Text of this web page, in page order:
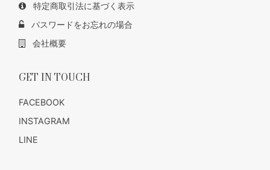
特定商取引法に基づく表示
パスワードをお忘れの場合
会社概要
GET IN TOUCH
FACEBOOK
INSTAGRAM
LINE